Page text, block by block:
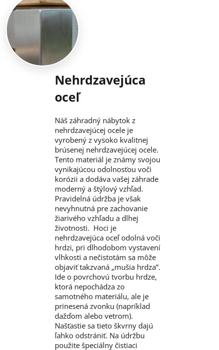
Nehrdzavejúca
oceľ
Náš záhradný nábytok z
nehrdzavejúcej ocele je
vyrobený z vysoko kvalitnej
brúsenej nehrdzavejúcej ocele.
Tento materiál je známy svojou
vynikajúcou odolnosťou voči
korózii a dodáva vašej záhrade
moderný a štýlový vzhľad.
Pravidelná údržba je však
nevyhnutná pre zachovanie
žiarivého vzhľadu a dlhej
životnosti. Hoci je
nehrdzavejúca oceľ odolná voči
hrdzi, pri dlhodobom vystavení
vlhkosti a nečistotám sa môže
objaviť takzvaná „mušia hrdza“.
Ide o povrchovú tvorbu hrdze,
ktorá nepochádza zo
samotného materiálu, ale je
prinesená zvonku (napríklad
dažďom alebo vetrom).
Našťastie sa tieto škvrny dajú
ľahko odstrániť. Na údržbu
použite špeciálny čistiaci